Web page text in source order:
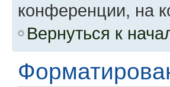
конференции, на
Вернуться к